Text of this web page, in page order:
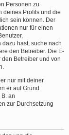
Personen zu
deines Profils und die
sein können. Der
nur für einen
hast, suche nach
den Betreiber. Die E-
Betreiber und von
nur mit deiner
er auf Grund
an
zur Durchsetzung